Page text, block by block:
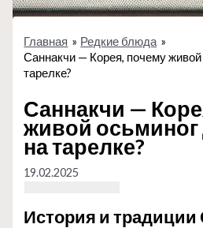
Главная
Редкие блюда
Саннакчи — Корея, почему
тарелке?
Саннакчи —
живой осьминог
на тарелке?
19.02.2025
История и традиции